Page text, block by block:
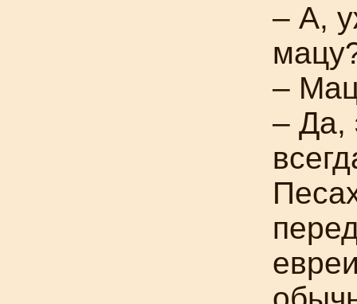
– А,
–
– Да,